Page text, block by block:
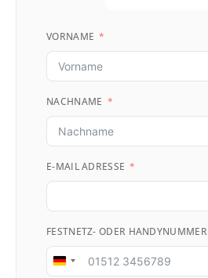
VORNAME
NACHNAME
E-MAIL ADRESSE
FESTNETZ- ODER HANDYNUMMER
Germany